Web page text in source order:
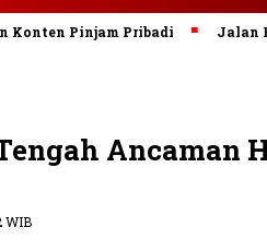
Pinjam Pribadi Jalan Rusak
Ancaman
WIB